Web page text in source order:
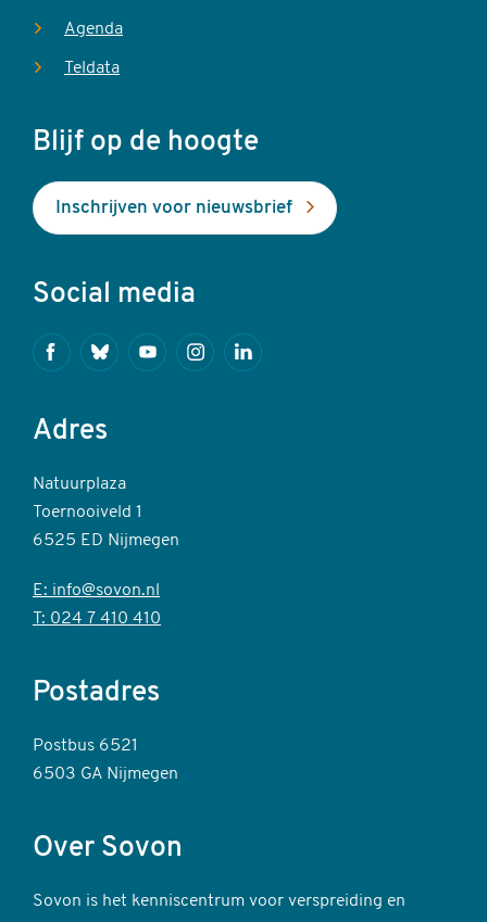
Agenda
Teldata
Blijf op de hoogte
Inschrijven voor nieuwsbrief
Social media
FacebookBlueskyYoutubeInstagramLinkedin
Adres
Natuurplaza
Toernooiveld 1
6525 ED Nijmegen
E: info@sovon.nl
T: 024 7 410 410
Postadres
Postbus 6521
6503 GA Nijmegen
Over Sovon
Sovon is het kenniscentrum voor verspreiding en